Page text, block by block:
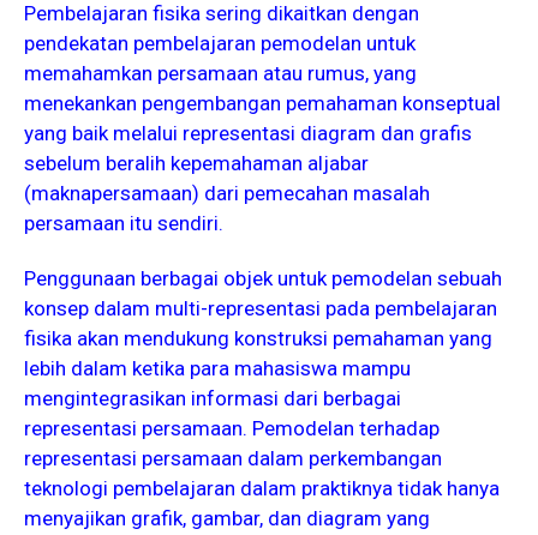
Pembelajaran fisika sering dikaitkan dengan
pendekatan pembelajaran pemodelan untuk
memahamkan persamaan atau rumus, yang
menekankan pengembangan pemahaman konseptual
yang baik melalui representasi diagram dan grafis
sebelum beralih kepemahaman aljabar
(maknapersamaan) dari pemecahan masalah
persamaan itu sendiri.
Penggunaan berbagai objek untuk pemodelan sebuah
konsep dalam multi-representasi pada pembelajaran
fisika akan mendukung konstruksi pemahaman yang
lebih dalam ketika para mahasiswa mampu
mengintegrasikan informasi dari berbagai
representasi persamaan. Pemodelan terhadap
representasi persamaan dalam perkembangan
teknologi pembelajaran dalam praktiknya tidak hanya
menyajikan grafik, gambar, dan diagram yang